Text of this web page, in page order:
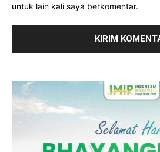
untuk lain kali saya berkomentar.